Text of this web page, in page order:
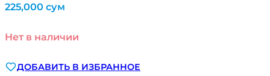
225,000 сум
Нет в наличии
ДОБАВИТЬ В ИЗБРАННОЕ